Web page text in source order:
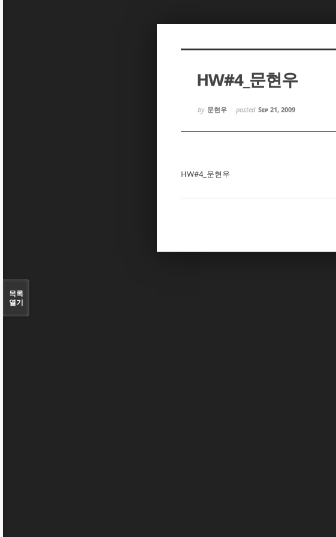
HW#4_문현우
by 문현우 posted Sep 21, 2009
HW#4_문현우
목록
열기
Sketchbook5, 스케치북5
Sketchbook5, 스케치북5
Sketchbook5, 스케치북5
Sketchbook5, 스케치북5